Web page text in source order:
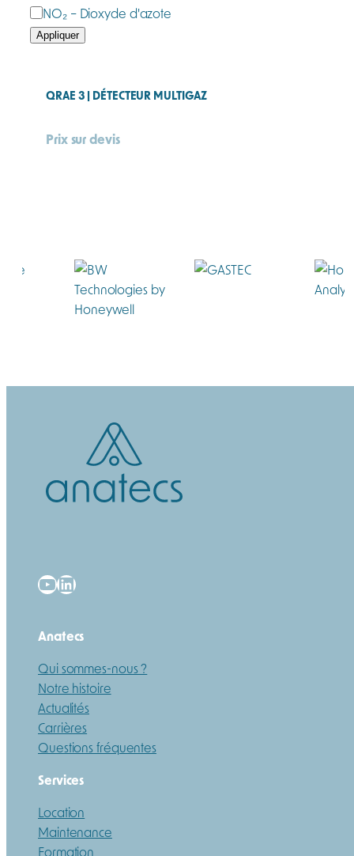
NO₂ – Dioxyde d'azote
Appliquer
QRAE 3 | DÉTECTEUR MULTIGAZ
Prix sur devis
YouTube
LinkedIn
Anatecs
Qui sommes-nous ?
Notre histoire
Actualités
Carrières
Questions fréquentes
Services
Location
Maintenance
Formation